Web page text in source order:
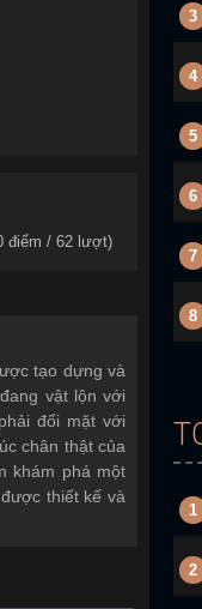
điểm / 62lượt)
tạo dựng và
vật lộn với
đối mặt với
chân thật của
khám phá một
thiết kế và
3
4
5
6
7
8
1
2